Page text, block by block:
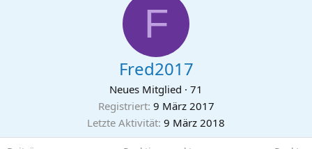
F
Fred2017
Neues Mitglied · 71
Registriert 9 März 2017
Letzte Aktivität 9 März 2018